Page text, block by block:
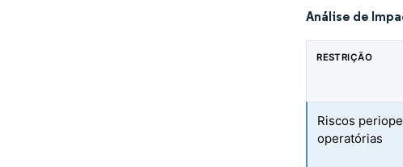
Análise de
RESTRIÇÃO
Riscos
operatórias